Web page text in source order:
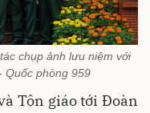
chụp ảnh lưu niệm với
Quốc phòng 959
Tôn giáo tới Đoàn